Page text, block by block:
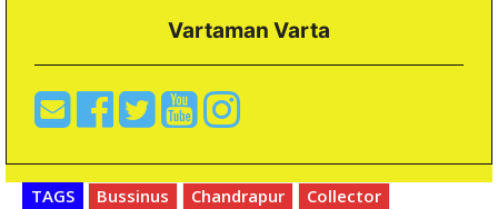
Vartaman Varta
TAGS Bussinus Chandrapur
Collector